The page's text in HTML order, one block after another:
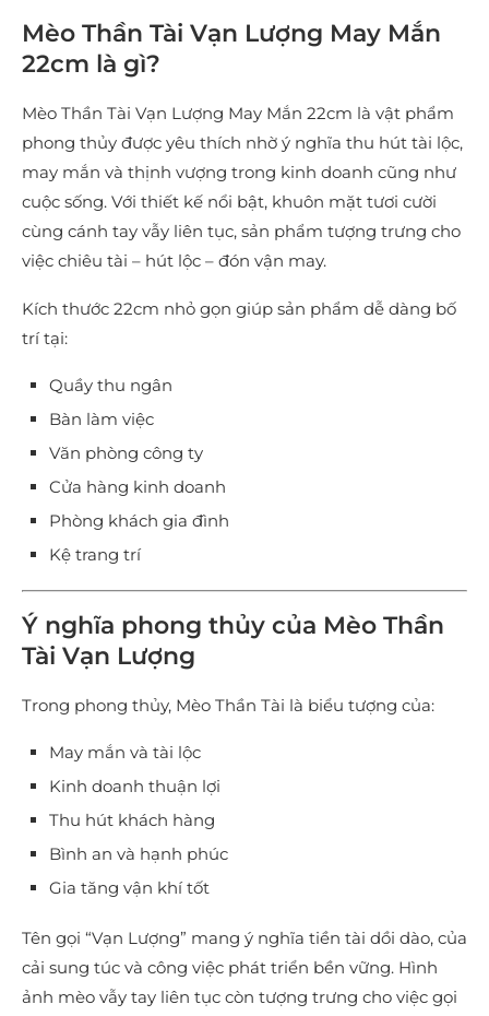
Mèo Thần Tài Vạn Lượng May Mắn
22cm là gì?
Mèo Thần Tài Vạn Lượng May Mắn 22cm là vật phẩm
phong thủy được yêu thích nhờ ý nghĩa thu hút tài lộc,
may mắn và thịnh vượng trong kinh doanh cũng như
cuộc sống. Với thiết kế nổi bật, khuôn mặt tươi cười
cùng cánh tay vẫy liên tục, sản phẩm tượng trưng cho
việc chiêu tài – hút lộc – đón vận may.
Kích thước 22cm nhỏ gọn giúp sản phẩm dễ dàng bố
trí tại:
Quầy thu ngân
Bàn làm việc
Văn phòng công ty
Cửa hàng kinh doanh
Phòng khách gia đình
Kệ trang trí
Ý nghĩa phong thủy của Mèo Thần
Tài Vạn Lượng
Trong phong thủy, Mèo Thần Tài là biểu tượng của:
May mắn và tài lộc
Kinh doanh thuận lợi
Thu hút khách hàng
Bình an và hạnh phúc
Gia tăng vận khí tốt
Tên gọi “Vạn Lượng” mang ý nghĩa tiền tài dồi dào, của
cải sung túc và công việc phát triển bền vững. Hình
ảnh mèo vẫy tay liên tục còn tượng trưng cho việc gọi